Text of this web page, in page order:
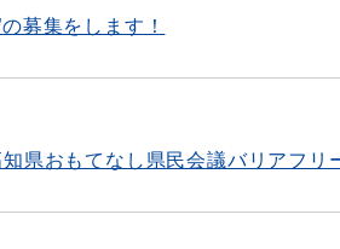
募集をします！
県おもてなし県民会議バリアフリ